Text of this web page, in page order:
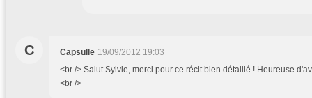
C Capsulle 19/09/2012 19:03
<br /> Salut Sylvie, merci pour ce récit bien détaillé ! Heureuse
<br />